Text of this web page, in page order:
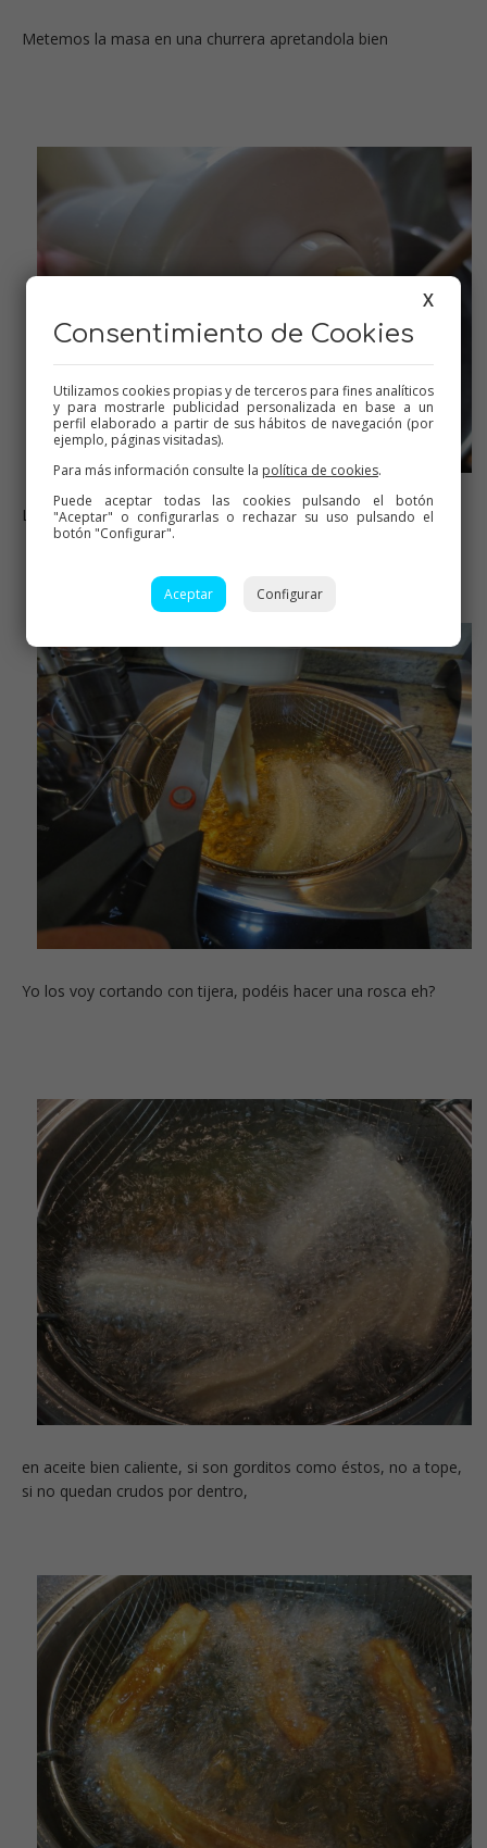
Metemos la masa en una churrera apretandola bien
Listo, vamos allá, jejeje
Yo los voy cortando con tijera, podéis hacer una rosca eh?
en aceite bien caliente, si son gorditos como éstos, no a tope,
si no quedan crudos por dentro,
X
Consentimiento de Cookies
Utilizamos cookies propias y de terceros para fines analíticos
y para mostrarle publicidad personalizada en base a un
perfil elaborado a partir de sus hábitos de navegación (por
ejemplo, páginas visitadas).
Para más información consulte la política de cookies.
Puede aceptar todas las cookies pulsando el botón
"Aceptar" o configurarlas o rechazar su uso pulsando el
botón "Configurar".
Aceptar Configurar